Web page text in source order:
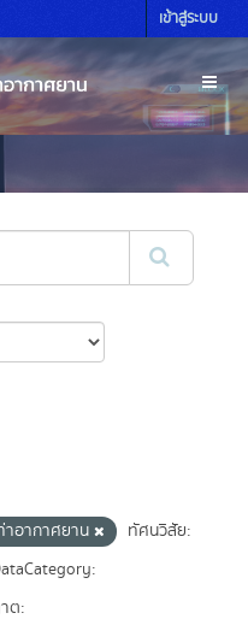
เข้าสู่ระบบ
อากาศยาน
ทัศนวิสัย:
ต: